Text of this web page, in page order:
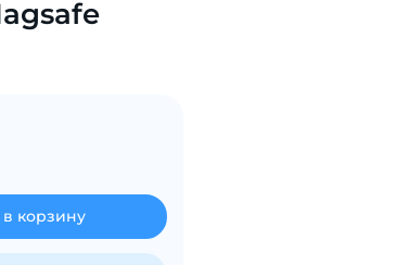
корзину